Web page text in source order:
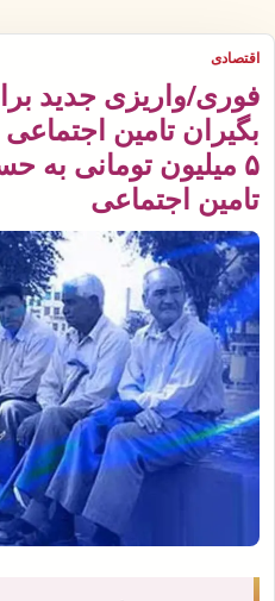
اقتصادی
فوری/واریزی جدید
بگیران تامین
۵ میلیون تومانی به
تامین اجتماعی